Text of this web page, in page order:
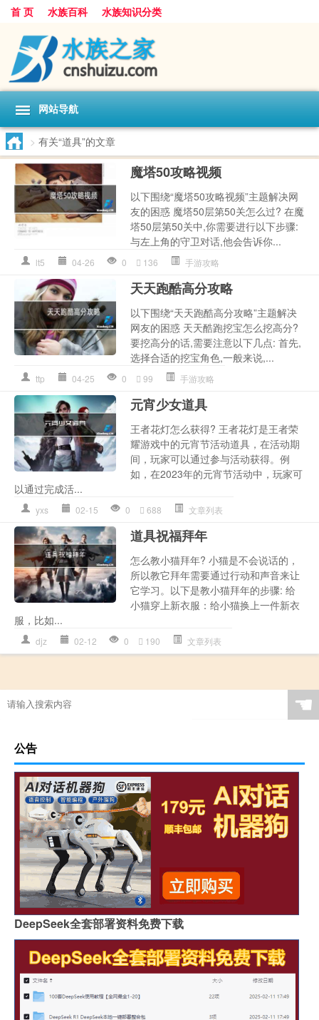
首 页 水族百科 水族知识分类
网站导航
> 有关“道具”的文章
魔塔50攻略视频
以下围绕“魔塔50攻略视频”主题解决网
友的困惑 魔塔50层第50关怎么过? 在魔
塔50层第50关中,你需要进行以下步骤:
与左上角的守卫对话,他会告诉你...
lt5 04-26 0 136 手游攻略
天天跑酷高分攻略
以下围绕“天天跑酷高分攻略”主题解决
网友的困惑 天天酷跑挖宝怎么挖高分?
要挖高分的话,需要注意以下几点: 首先,
选择合适的挖宝角色,一般来说,...
ttp 04-25 0 99 手游攻略
元宵少女道具
王者花灯怎么获得? 王者花灯是王者荣
耀游戏中的元宵节活动道具，在活动期
间，玩家可以通过参与活动获得。例
如，在2023年的元宵节活动中，玩家可
以通过完成活...
yxs 02-15 0 688 文章列表
道具祝福拜年
怎么教小猫拜年? 小猫是不会说话的，
所以教它拜年需要通过行动和声音来让
它学习。以下是教小猫拜年的步骤: 给
小猫穿上新衣服：给小猫换上一件新衣
服，比如...
djz 02-12 0 190 文章列表
☚
公告
DeepSeek全套部署资料免费下载